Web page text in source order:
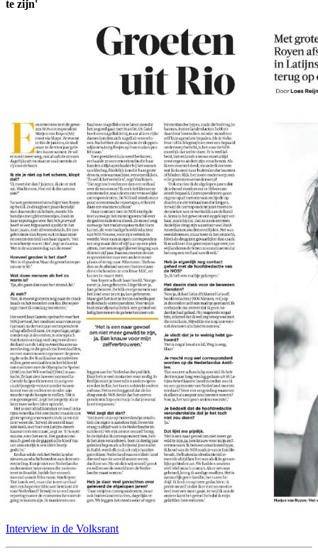
te zijn'
Interview in de Volksrant